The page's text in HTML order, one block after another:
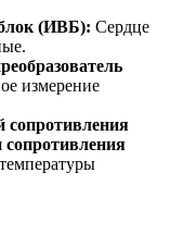
(ИВБ): Сердце
измерение
сопротивления